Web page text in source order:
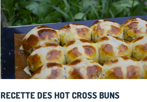
RECETTE DES HOT CROSS BUNS